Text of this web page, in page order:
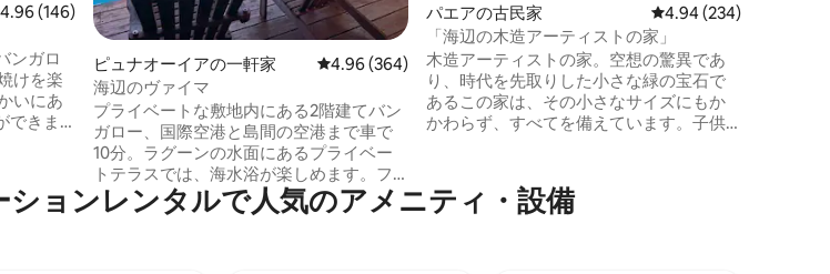
ュー146件、5つ星中4.96つ星の平均評価
4.96 (146)
ンガロ
いにあ
できま
ら
ピュナオーイアの一軒家 レビュー364件、5つ星中4.96つ星の平均評価
4.96 (364)
海辺のヴァイマ
プライベートな敷地内にある2階建てバン
ガロー、国際空港と島間の空港まで車で
10分。ラグーンの水面にあるプライベー
トテラスでは、海水浴が楽しめます。フ
ェア・ヴァイマから100メートルの場所に
は、砂州へのアクセスと散歩用のカヤッ
パエアの古民家 レビュー234件、5つ星
4.94 (234)
「海辺の木造アーティストの家」
木造アーティストの家。空想の驚異であ
り、時代を先取りした小さな緑の宝石で
あるこの家は、その小さなサイズにもか
かわらず、すべてを備えています。子供
ーネット、ガスバーベキュー、ジャグジ
ーなど）。美しいラグーンでの散歩には3
ョンレンタルで人気のアメニティ・設備